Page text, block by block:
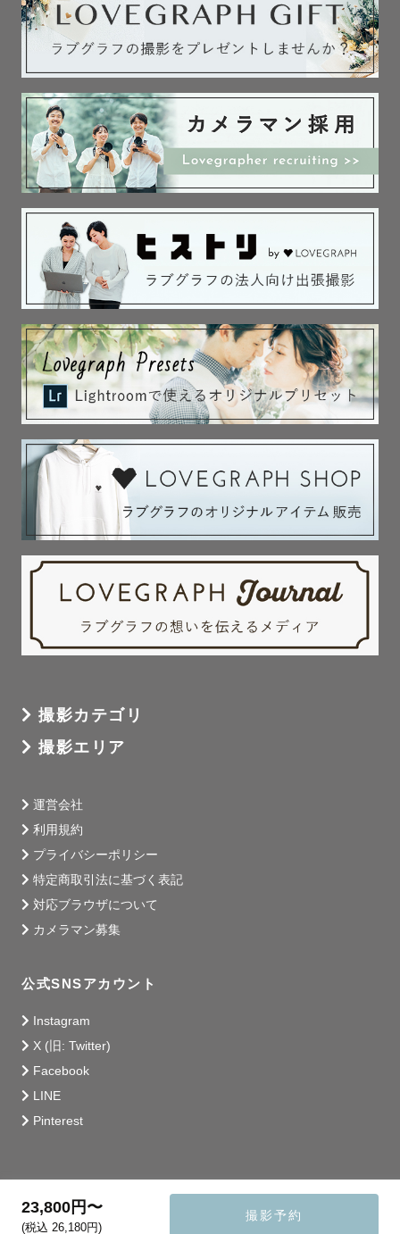
23,800円〜
(税込 26,180円)
撮影予約
撮影カテゴリ
撮影エリア
運営会社
利用規約
プライバシーポリシー
特定商取引法に基づく表記
対応ブラウザについて
カメラマン募集
公式SNSアカウント
Instagram
X (旧: Twitter)
Facebook
LINE
Pinterest